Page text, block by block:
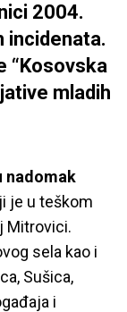
2004.
incidenata.
“Kosovska
mladih
nadomak
je u teškom
Mitrovici.
sela kao i
Sušica,
i